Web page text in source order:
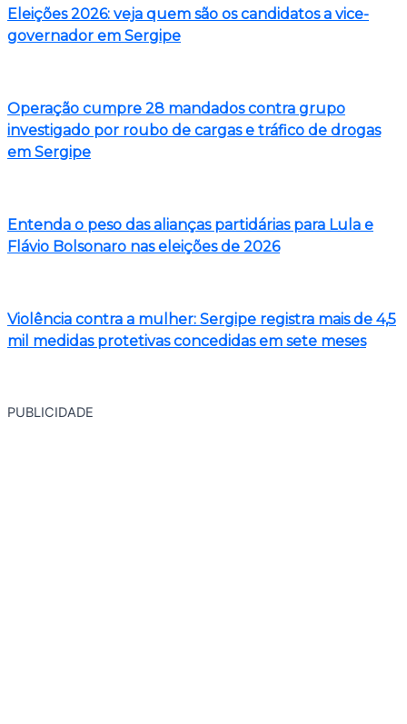
Eleições 2026: veja quem são os candidatos a vice-
governador em Sergipe
Operação cumpre 28 mandados contra grupo
investigado por roubo de cargas e tráfico de drogas
em Sergipe
Entenda o peso das alianças partidárias para Lula e
Flávio Bolsonaro nas eleições de 2026
Violência contra a mulher: Sergipe registra mais de 4,5
mil medidas protetivas concedidas em sete meses
PUBLICIDADE